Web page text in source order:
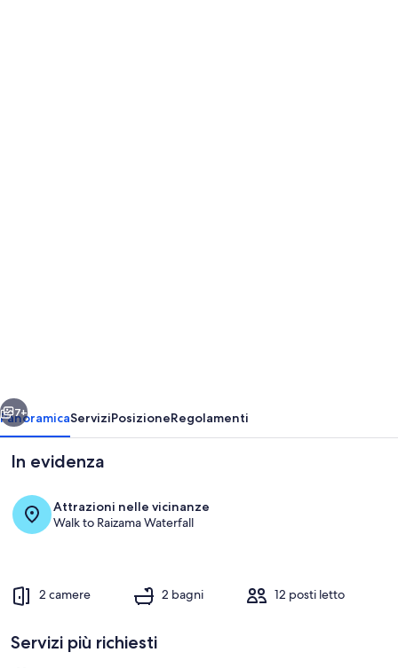
Idromassaggio all'aperto
7+
PanoramicaServiziPosizioneRegolamenti
In evidenza
Attrazioni nelle vicinanze
Walk to Raizama Waterfall
2 camere 2 bagni 12 posti letto
Servizi più richiesti